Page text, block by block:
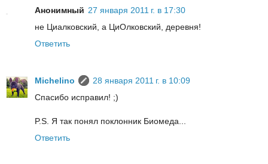
Анонимный 27 января 2011 г. в 17:30
не Циалковский, а ЦиОлковский, деревня!
Ответить
Michelino
28 января 2011 г. в 10:09
Спасибо исправил! ;)
P.S. Я так понял поклонник Биомеда...
Ответить